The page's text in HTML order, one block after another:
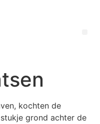
kochten de
grond achter de